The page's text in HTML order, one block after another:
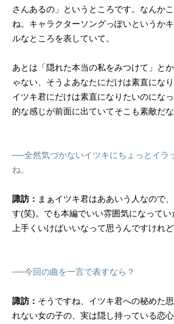
さんあるの」というところです。なんか
ね。キャラクターソングっぽいというか
ルなところを表していて。
あとは「隠れた本当の私をみつけて」と
ゃない、そうよあなたにだけは素直にな
イツキ君にだけは素直になりたいのにな
的な感じが前面に出ていてそこも素敵だな
──全然気づかないイツキにちょっとイラ
ね。
諏訪： まぁイツキ君はああいう人なので
す(笑)。でも本編でいい雰囲気になって
上手くいけばいいなって思うんですけれど
──今回の曲を一言で表すなら？
諏訪： そうですね、イツキ君への秘めた
れない女の子の、実は隠し持っている恋